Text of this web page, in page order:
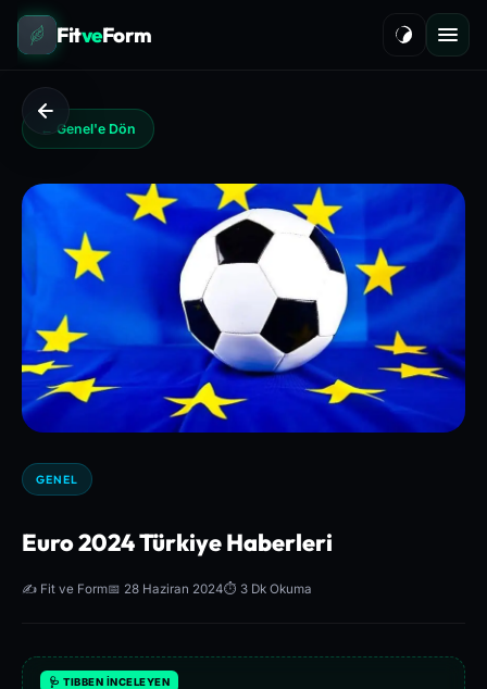
FitveForm
← Genel'e Dön
GENEL
Euro 2024 Türkiye Haberleri
✍️ Fit ve Form📅 28 Haziran 2024⏱️ 3 Dk Okuma
🩺 TIBBEN İNCELEYEN